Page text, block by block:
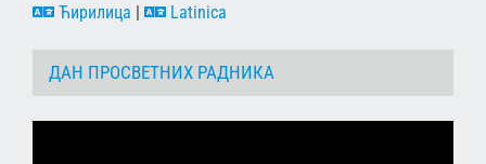
Ћирилица | Latinica
ДАН ПРОСВЕТНИХ РАДНИКА